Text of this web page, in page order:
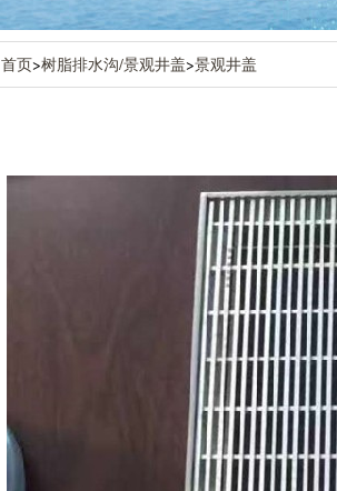
首页>树脂排水沟/景观井盖>景观井盖